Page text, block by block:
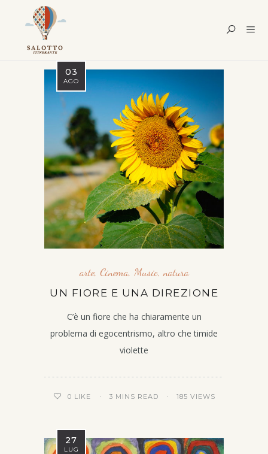
03
AGO
arte, Cinema, Music, natura
UN FIORE E UNA DIREZIONE
C’è un fiore che ha chiaramente un
problema di egocentrismo, altro che timide
violette
0 LIKE 3 MINS READ 185 VIEWS
27
LUG